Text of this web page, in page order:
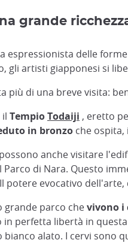
grande
espressionista delle
gli artisti giapponesi si
più di una breve visita:
TempioTodaiji , eretto
in bronzo che
anche visitare
Parco di Nara. Questo
potere evocativo
grande parco chevivono i
in perfetta libertà in
bianco alato. I cervi sono